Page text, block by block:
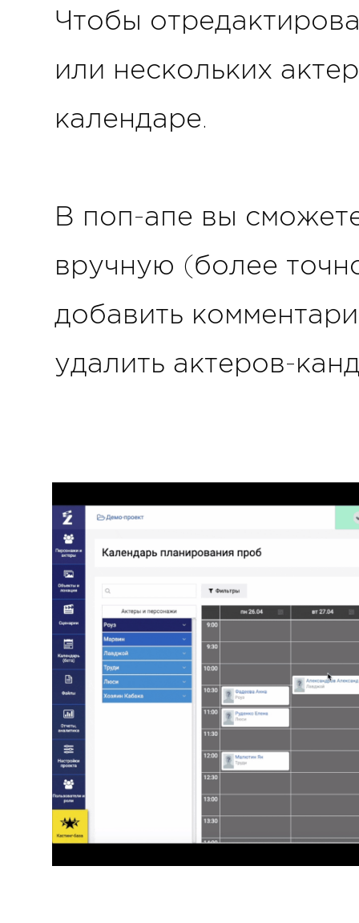
Чтобы
или нескольких
календаре.
В поп-апе вы
вручную (более
добавить
удалить актеров-